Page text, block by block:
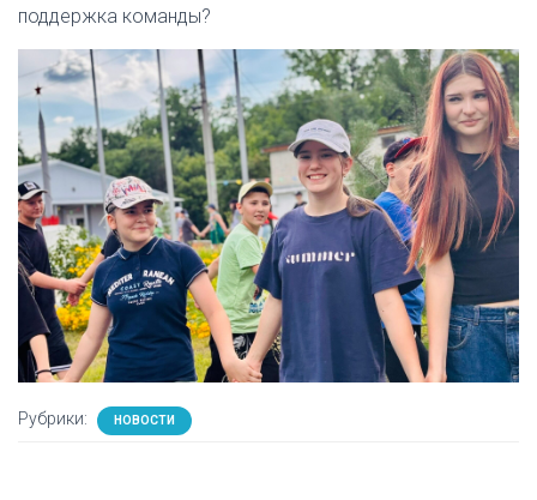
поддержка команды?
Рубрики: НОВОСТИ